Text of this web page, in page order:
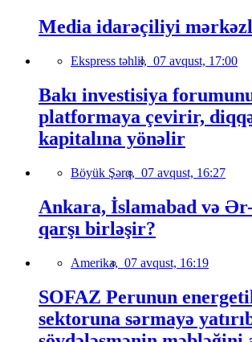
Media idarəçiliyi
Ekspress təhlil, 07 avqust, 17:00
Bakı investisiya
platformaya çevirir,
kapitalına yönəlir
Böyük Şərq, 07 avqust, 16:27
Ankara, İslamabad və
qarşı birləşir?
Amerika, 07 avqust, 16:19
SOFAZ Perunun
sektoruna sərmayə